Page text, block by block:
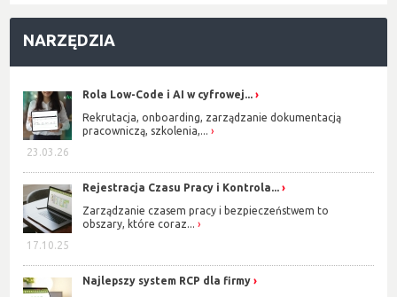
NARZĘDZIA
23.03.26
Rola Low-Code i AI w cyfrowej...
Rekrutacja, onboarding, zarządzanie dokumentacją
pracowniczą, szkolenia,...
17.10.25
Rejestracja Czasu Pracy i Kontrola...
Zarządzanie czasem pracy i bezpieczeństwem to
obszary, które coraz...
Najlepszy system RCP dla firmy